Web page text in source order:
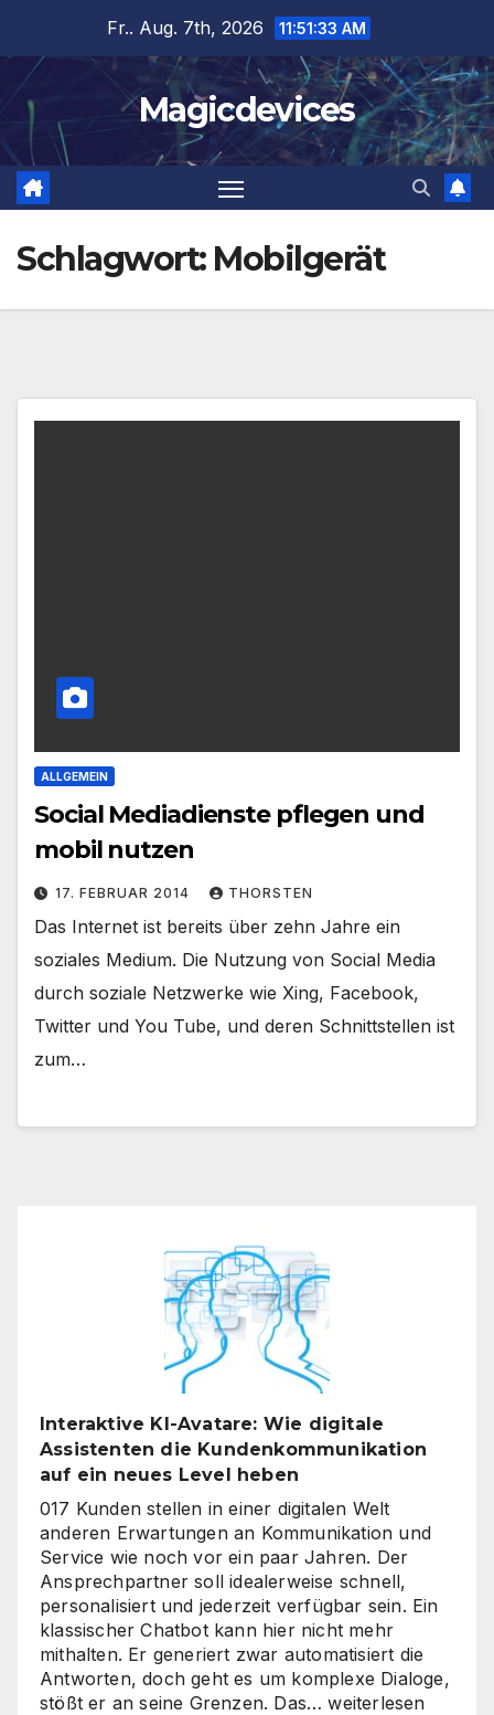
springen
Fr.. Aug. 7th, 2026 11:51:33 AM
Magicdevices
Schlagwort: Mobilgerät
ALLGEMEIN
Social Mediadienste pflegen und
mobil nutzen
17. FEBRUAR 2014 THORSTEN
Das Internet ist bereits über zehn Jahre ein
soziales Medium. Die Nutzung von Social Media
durch soziale Netzwerke wie Xing, Facebook,
Twitter und You Tube, und deren Schnittstellen ist
zum…
Interaktive KI-Avatare: Wie digitale
Assistenten die Kundenkommunikation
auf ein neues Level heben
017 Kunden stellen in einer digitalen Welt
anderen Erwartungen an Kommunikation und
Service wie noch vor ein paar Jahren. Der
Ansprechpartner soll idealerweise schnell,
personalisiert und jederzeit verfügbar sein. Ein
klassischer Chatbot kann hier nicht mehr
mithalten. Er generiert zwar automatisiert die
Antworten, doch geht es um komplexe Dialoge,
stößt er an seine Grenzen. Das…Interaktive
weiterlesen